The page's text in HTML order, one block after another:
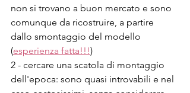
non si trovano a buon mercato e sono
comunque da ricostruire, a partire
dallo smontaggio del modello
(esperienza fatta!!!)
2 - cercare una scatola di montaggio
dell'epoca: sono quasi introvabili e nel